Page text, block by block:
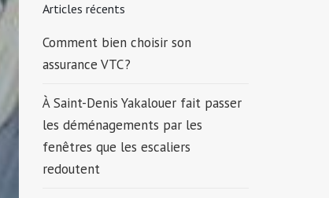
Articles récents
Comment bien choisir son
assurance VTC ?
À Saint-Denis Yakalouer fait passer
les déménagements par les
fenêtres que les escaliers
redoutent